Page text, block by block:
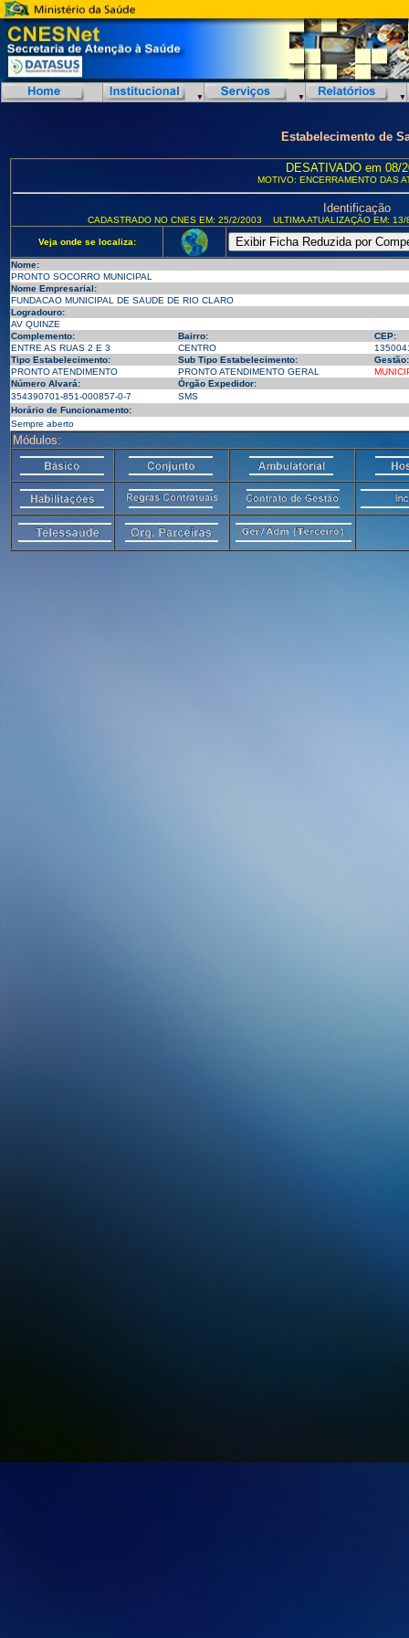
Estabelecimento de
DESATIVADO em 08/
MOTIVO: ENCERRAMENTO DAS
Identificação
CADASTRADO NO CNES EM: 25/2/2003 ULTIMA ATUALIZAÇÃO EM:
Veja onde se localiza:
Nome:
PRONTO SOCORRO MUNICIPAL
Nome Empresarial:
FUNDACAO MUNICIPAL DE SAUDE DE RIO CLARO
Logradouro:
AV QUINZE
Complemento:
Bairro:
CEP:
ENTRE AS RUAS 2 E 3
CENTRO
Tipo Estabelecimento:
Sub Tipo Estabelecimento:
Gestão:
PRONTO ATENDIMENTO
PRONTO ATENDIMENTO GERAL
Número Alvará:
Órgão Expedidor:
354390701-851-000857-0-7
SMS
Horário de Funcionamento:
Sempre aberto
Módulos: